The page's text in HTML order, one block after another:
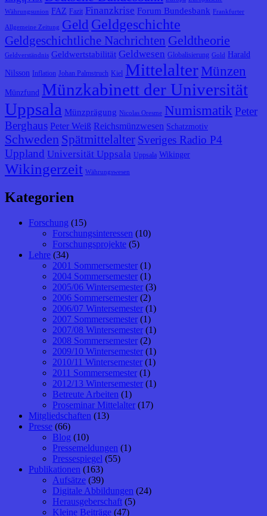
Währungsunion FAZ Fazit Finanzkrise Forum Bundesbank Frankfurter
Allgemeine Zeitung Geld Geldgeschichte
Geldgeschichtliche Nachrichten Geldtheorie
Geldverständnis Geldwertstabilität Geldwesen Globalisierung Gold Harald
Nilsson Inflation Johan Palmstruch Kiel Mittelalter Münzen
Münzfund Münzkabinett der Universität
Uppsala Münzprägung Nicolas Oresme Numismatik Peter
Berghaus Peter Weiß Reichsmünzwesen Schatzmotiv
Schweden Spätmittelalter Sveriges Radio P4
Uppland Universität Uppsala Uppsala Wikinger
Wikingerzeit Währungswesen
Kategorien
Forschung (15)
Forschungsinteressen (10)
Forschungsprojekte (5)
Lehre (34)
2001 Sommersemester (1)
2004 Sommersemester (1)
2005/06 Wintersemester (3)
2006 Sommersemester (2)
2006/07 Wintersemester (1)
2007 Sommersemester (1)
2007/08 Wintersemester (1)
2008 Sommersemester (2)
2009/10 Wintersemester (1)
2010/11 Wintersemester (1)
2011 Sommersemester (1)
2012/13 Wintersemester (1)
Betreute Arbeiten (1)
Proseminar Mittelalter (17)
Mitgliedschaften (13)
Presse (66)
Blog (10)
Pressemeldungen (1)
Pressespiegel (55)
Publikationen (163)
Aufsätze (39)
Digitale Abbildungen (24)
Herausgeberschaft (5)
Kleine Beiträge (47)